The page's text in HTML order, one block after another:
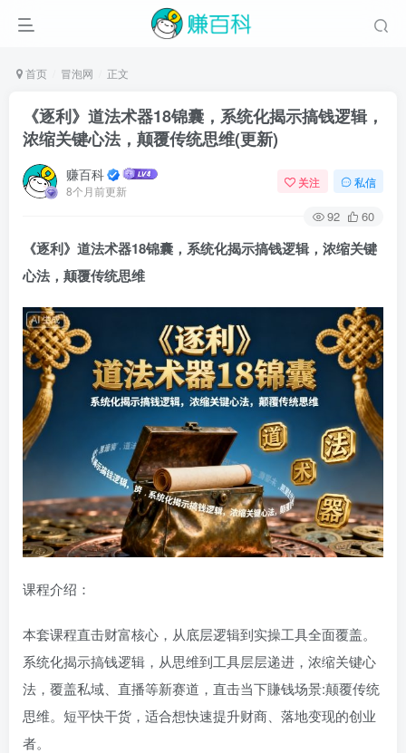
首页 冒泡网 正文
《逐利》道法术器18锦囊，系统化揭示搞钱逻辑，
浓缩关键心法，颠覆传统思维(更新)
赚百科
8个月前更新
关注 私信
92 60
《逐利》道法术器18锦囊，系统化揭示搞钱逻辑，浓缩关键
心法，颠覆传统思维
课程介绍：
本套课程直击财富核心，从底层逻辑到实操工具全面覆盖。
系统化揭示搞钱逻辑，从思维到工具层层递进，浓缩关键心
法，覆盖私域、直播等新赛道，直击当下賺钱场景:颠覆传统
思维。短平快干货，适合想快速提升财商、落地变现的创业
者。